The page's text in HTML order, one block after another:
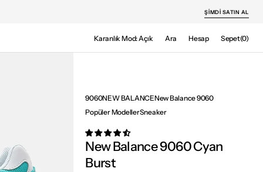
ŞIMDI SATIN AL
Karanlık Mod: Açık Ara Hesap Sepet
Sepet(0)
0
9060NEW BALANCENew Balance 9060
Popüler ModellerSneaker
New Balance 9060 Cyan
Burst